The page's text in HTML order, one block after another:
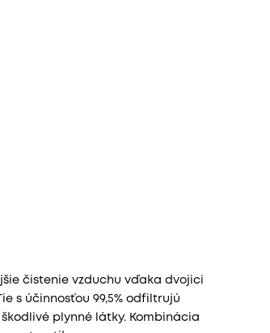
čistenie vzduchu vďaka dvojici
s účinnosťou 99,5% odfiltrujú
plynné látky. Kombinácia